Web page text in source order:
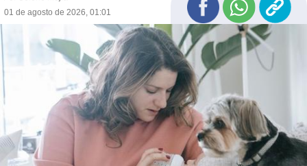
01 de agosto de 2026, 01:01